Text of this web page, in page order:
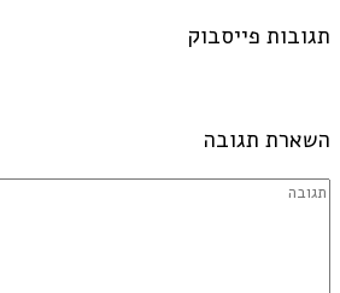
תגובות פייסבוק
השארת תגובה